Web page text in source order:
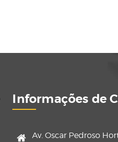
Informações de
Av. Oscar Pedroso